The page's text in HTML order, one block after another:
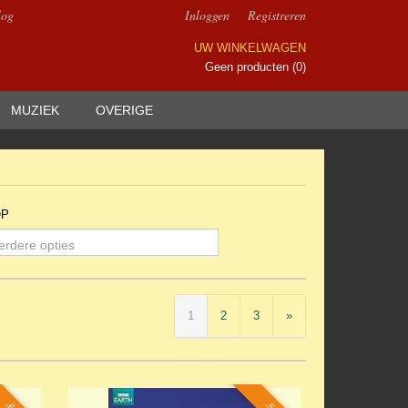
Inloggen Registreren
UW WINKELWAGEN
Geen producten (0)
MUZIEK OVERIGE
opties
1 2 3 »